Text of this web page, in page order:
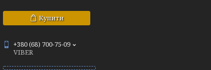
Купити
+380 (68) 700-75-09
VIBER